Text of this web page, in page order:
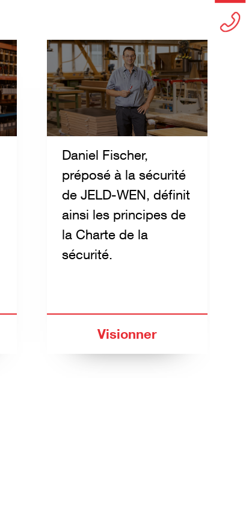
Daniel Fischer,
préposé à la sécurité
de JELD-WEN, définit
ainsi les principes de
la Charte de la
sécurité.
Visionner